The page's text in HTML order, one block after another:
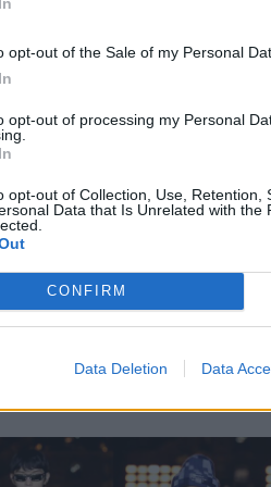
opt-out of the Sale of my Personal
opt-out of processing my Personal
opt-out of Collection, Use, Retention,
Data that Is Unrelated with the
CONFIRM
Data Deletion Data
Position und würdigte die
meistern. Er betonte die
fühlt sich geehrt, Teil
inspirieren, die sich einst von
da sie mit der Generation der
darstellt. Obwohl sie
Millennials. Diese „älteren
besonders angesprochen, die
bieten.